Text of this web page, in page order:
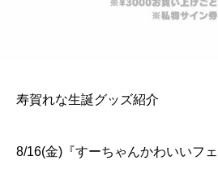
寿賀れな生誕グッズ紹介
8/16(金)『すーちゃんかわいいフェ